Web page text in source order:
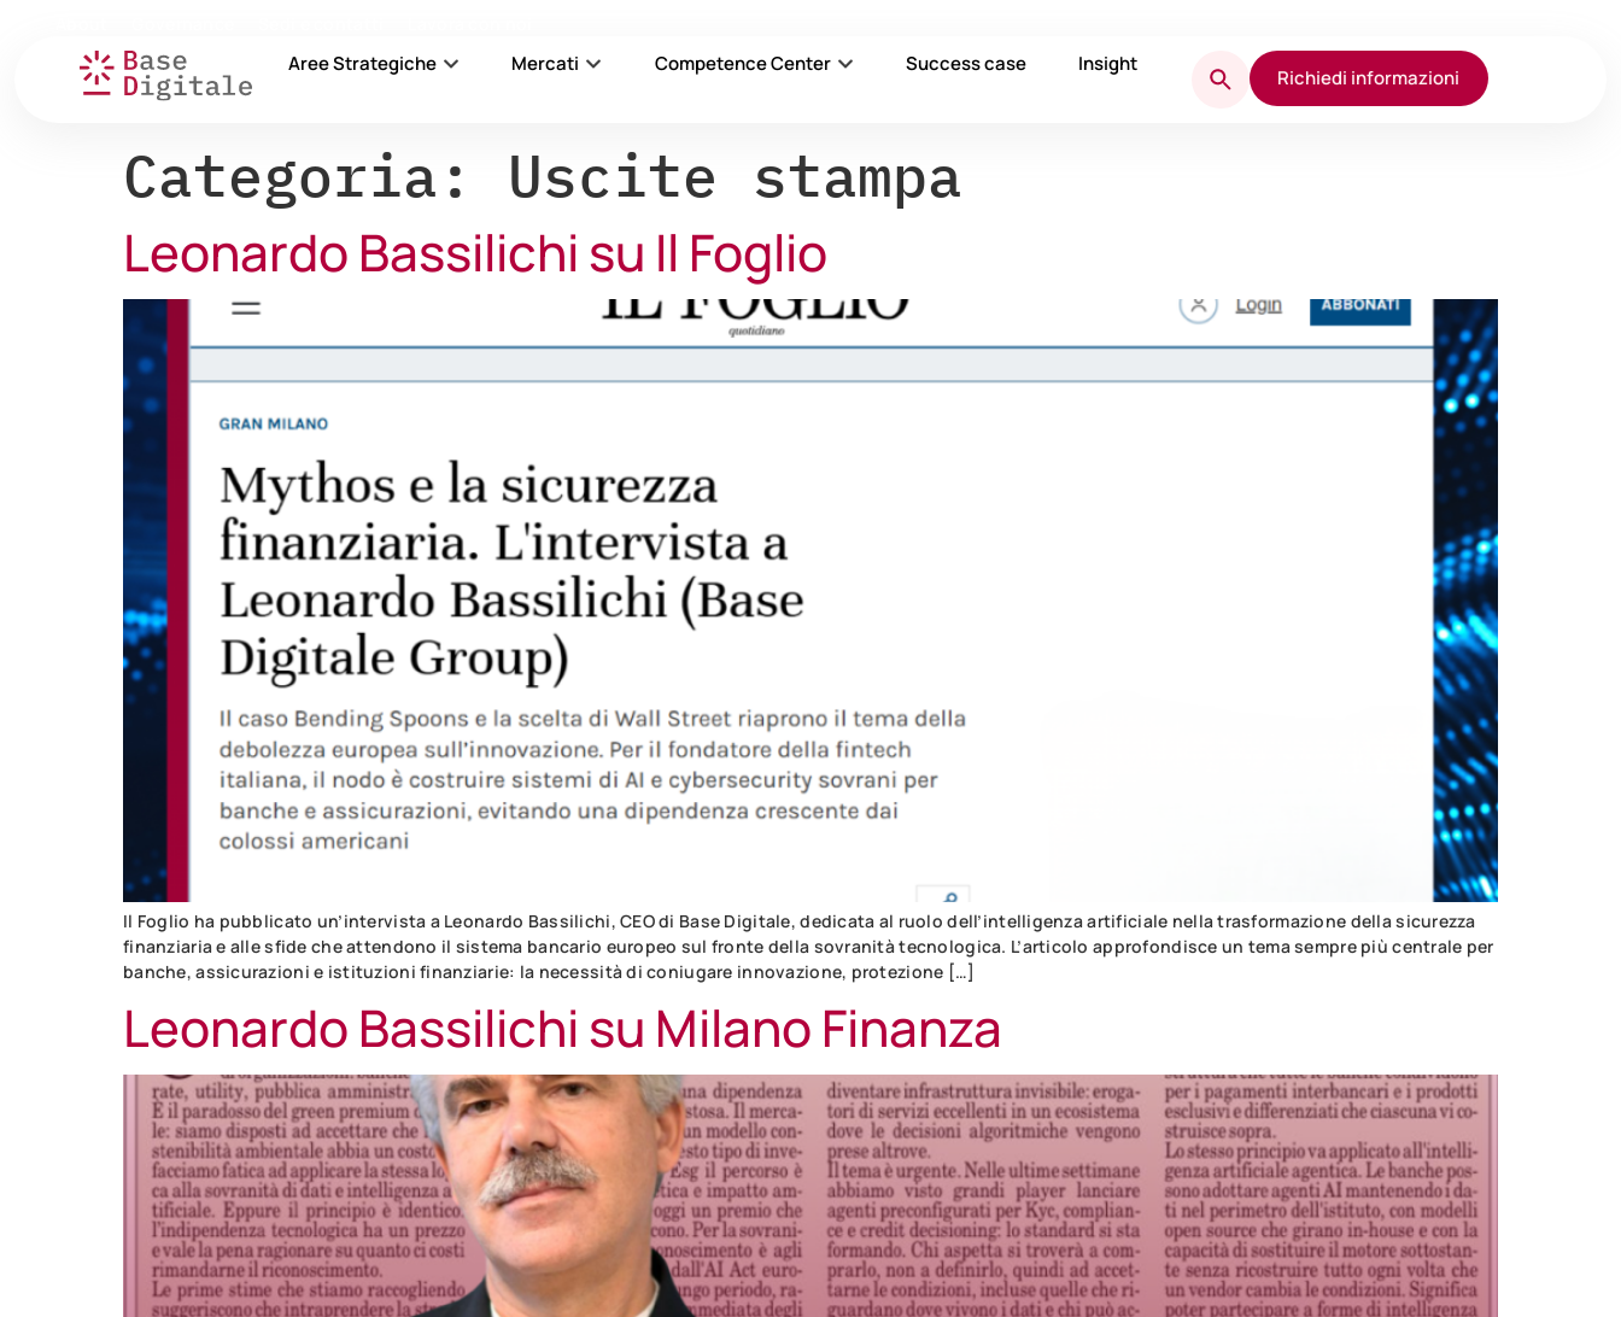
Aree Strategiche Mercati Competence Center Success case Insight
Richiedi informazioni
Categoria: Uscite stampa
Leonardo Bassilichi su Il Foglio
Il Foglio ha pubblicato un’intervista a Leonardo Bassilichi, CEO di Base Digitale, dedicata al ruolo dell’intelligenza artificiale nella trasformazione della sicurezza
finanziaria e alle sfide che attendono il sistema bancario europeo sul fronte della sovranità tecnologica. L’articolo approfondisce un tema sempre più centrale per
banche, assicurazioni e istituzioni finanziarie: la necessità di coniugare innovazione, protezione […]
Leonardo Bassilichi su Milano Finanza